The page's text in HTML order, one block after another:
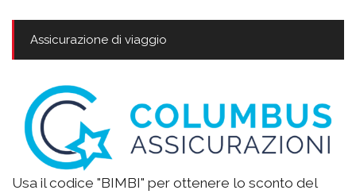
Assicurazione di viaggio
Usa il codice "BIMBI" per ottenere lo sconto del